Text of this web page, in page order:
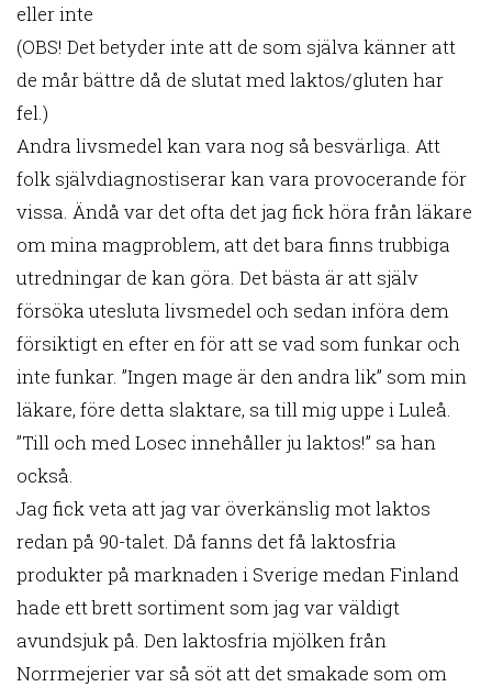
eller inte
(OBS! Det betyder inte att de som själva känner att
de mår bättre då de slutat med laktos/gluten har
fel.)
Andra livsmedel kan vara nog så besvärliga. Att
folk självdiagnostiserar kan vara provocerande för
vissa. Ändå var det ofta det jag fick höra från läkare
om mina magproblem, att det bara finns trubbiga
utredningar de kan göra. Det bästa är att själv
försöka utesluta livsmedel och sedan införa dem
försiktigt en efter en för att se vad som funkar och
inte funkar. ”Ingen mage är den andra lik” som min
läkare, före detta slaktare, sa till mig uppe i Luleå.
”Till och med Losec innehåller ju laktos!” sa han
också.
Jag fick veta att jag var överkänslig mot laktos
redan på 90-talet. Då fanns det få laktosfria
produkter på marknaden i Sverige medan Finland
hade ett brett sortiment som jag var väldigt
avundsjuk på. Den laktosfria mjölken från
Norrmejerier var så söt att det smakade som om